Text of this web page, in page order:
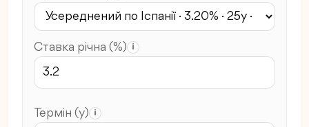
Ставка річна (%) i
Термін (y) i